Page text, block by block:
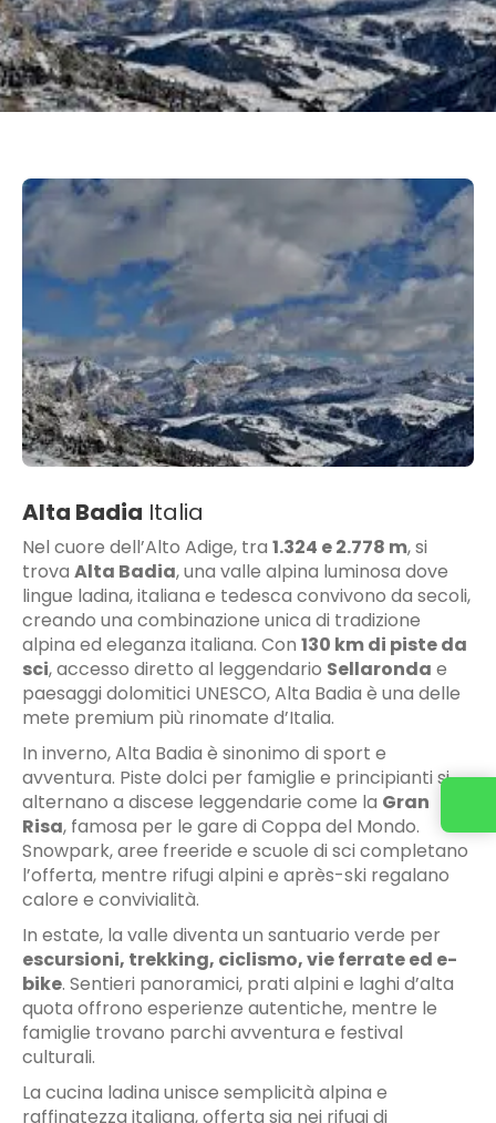
Alta Badia Italia
Nel cuore dell’Alto Adige, tra 1.324 e 2.778 m, si
trova Alta Badia, una valle alpina luminosa dove
lingue ladina, italiana e tedesca convivono da secoli,
creando una combinazione unica di tradizione
alpina ed eleganza italiana. Con 130 km di piste da
sci, accesso diretto al leggendario Sellaronda e
paesaggi dolomitici UNESCO, Alta Badia è una delle
mete premium più rinomate d’Italia.
In inverno, Alta Badia è sinonimo di sport e
avventura. Piste dolci per famiglie e principianti si
alternano a discese leggendarie come la Gran
Risa, famosa per le gare di Coppa del Mondo.
Snowpark, aree freeride e scuole di sci completano
l’offerta, mentre rifugi alpini e après-ski regalano
calore e convivialità.
In estate, la valle diventa un santuario verde per
escursioni, trekking, ciclismo, vie ferrate ed e-
bike. Sentieri panoramici, prati alpini e laghi d’alta
quota offrono esperienze autentiche, mentre le
famiglie trovano parchi avventura e festival
culturali.
La cucina ladina unisce semplicità alpina e
raffinatezza italiana, offerta sia nei rifugi di